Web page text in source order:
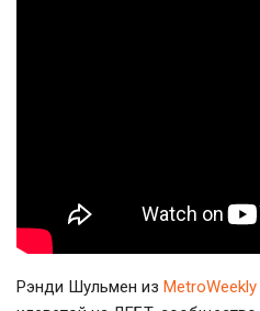
Рэнди Шульмен из MetroWeekly